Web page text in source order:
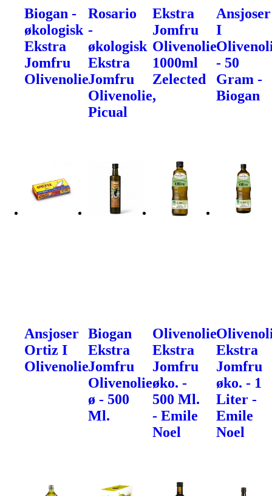
Biogan -
økologisk
Ekstra
Jomfru
Olivenolie
Rosario
-
økologisk
Ekstra
Jomfru
Olivenolie,
Picual
Ekstra
Jomfru
Olivenolie
1000ml
Zelected
Ansjoser
I
- 50
Gram -
Biogan
Ansjoser
Ortiz I
Olivenolie
Biogan
Ekstra
Jomfru
Olivenolie
ø - 500
Ml.
Olivenolie
Ekstra
Jomfru
øko. -
500 Ml.
- Emile
Noel
Ekstra
Jomfru
øko. - 1
Liter -
Emile
Noel